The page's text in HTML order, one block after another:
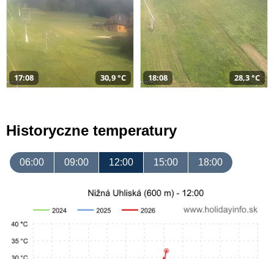
17:08 30,9 °C 18:08 28,3 °C
Historyczne temperatury
06:00 09:00 12:00 15:00 18:00